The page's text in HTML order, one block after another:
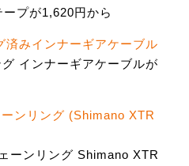
プが1,620円から
みインナーギアケーブル
インナーギアケーブルが
ンリング (Shimano XTR
ーンリング Shimano XTR